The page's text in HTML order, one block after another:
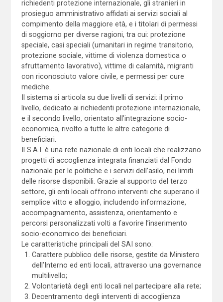
richiedenti protezione internazionale, gli stranieri in
prosieguo amministrativo affidati ai servizi sociali al
compimento della maggiore età, e i titolari di permessi
di soggiorno per diverse ragioni, tra cui: protezione
speciale, casi speciali (umanitari in regime transitorio,
protezione sociale, vittime di violenza domestica o
sfruttamento lavorativo), vittime di calamità, migranti
con riconosciuto valore civile, e permessi per cure
mediche.
Il sistema si articola su due livelli di servizi: il primo
livello, dedicato ai richiedenti protezione internazionale,
e il secondo livello, orientato all’integrazione socio-
economica, rivolto a tutte le altre categorie di
beneficiari.
Il S.A.I. è una rete nazionale di enti locali che realizzano
progetti di accoglienza integrata finanziati dal Fondo
nazionale per le politiche e i servizi dell’asilo, nei limiti
delle risorse disponibili. Grazie al supporto del terzo
settore, gli enti locali offrono interventi che superano il
semplice vitto e alloggio, includendo informazione,
accompagnamento, assistenza, orientamento e
percorsi personalizzati volti a favorire l’inserimento
socio-economico dei beneficiari.
Le caratteristiche principali del SAI sono:
Carattere pubblico delle risorse, gestite da Ministero
dell’Interno ed enti locali, attraverso una governance
multilivello;
Volontarietà degli enti locali nel partecipare alla rete;
Decentramento degli interventi di accoglienza